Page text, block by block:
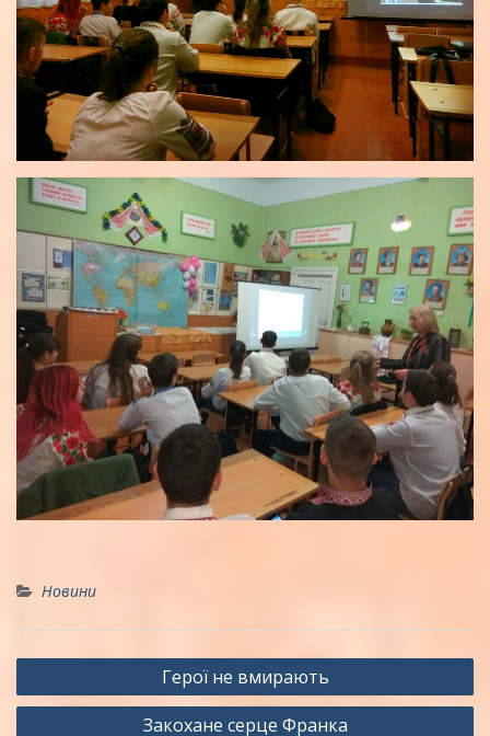
Новини
Навігація
записів
Герої не вмирають
Закохане серце Франка